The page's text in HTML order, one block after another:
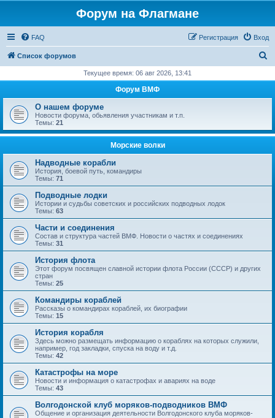
Форум на Флагмане
FAQ Вход
Регистрация
Список форумов
с
Текущее время: 06 авг 2026, 13:41
Форум ВМФ
О нашем форуме
Новости форума, обьявления участникам и т.п.
Темы: 21
Морские волки
Надводные корабли
История, боевой путь, командиры
Темы: 71
Подводные лодки
Истории и судьбы советских и российских подводных лодок
Темы: 63
Части и соединения
Состав и структура частей ВМФ. Новости о частях и соединениях
Темы: 31
История флота
Этот форум посвящен славной истории флота России (СССР) и других
стран
Темы: 25
Командиры кораблей
Рассказы о командирах кораблей, их биографии
Темы: 15
История корабля
Здесь можно размещать информацию о кораблях на которых служили,
например, год закладки, спуска на воду и т.д.
Темы: 42
Катастрофы на море
Новости и информация о катастрофах и авариях на воде
Темы: 43
Волгодонской клуб моряков-подводников ВМФ
Общение и организация деятельности Волгодонского клуба моряков-